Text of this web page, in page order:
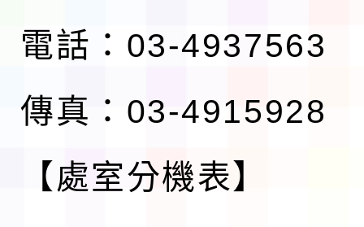
電話：03-4937563
傳真：03-4915928
【處室分機表】